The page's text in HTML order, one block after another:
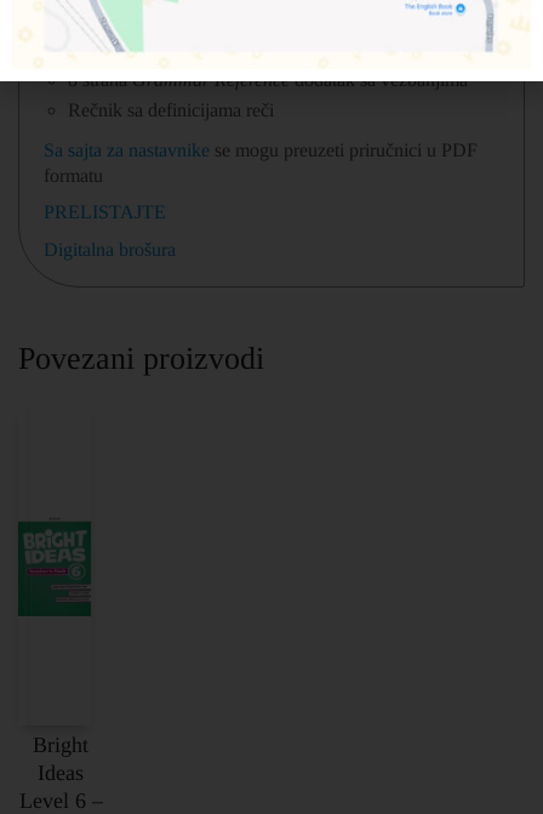
nastavnikom i van učionice kroz interaktivne zadatke.
Praćenje napretka i automatsko pregledanje zadataka
8 stranaGrammar Referencedodatak sa vežbanjima
Rečnik sa definicijama reči
Sa sajta za nastavnike se mogu preuzeti priručnici u PDF
formatu
PRELISTAJTE
Digitalna brošura
Povezani proizvodi
Bright
Ideas
Level 6 –